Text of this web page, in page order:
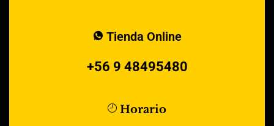
Tienda Online
+56 9 48495480
Horario